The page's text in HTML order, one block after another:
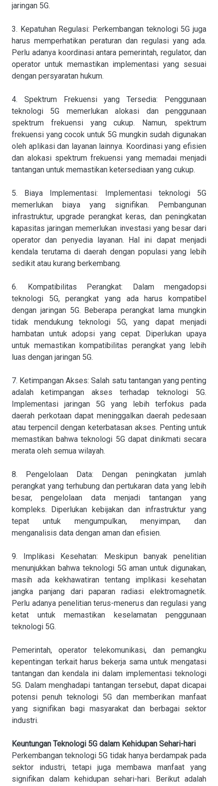
jaringan 5G.
3. Kepatuhan Regulasi: Perkembangan teknologi 5G juga
harus memperhatikan peraturan dan regulasi yang ada.
Perlu adanya koordinasi antara pemerintah, regulator, dan
operator untuk memastikan implementasi yang sesuai
dengan persyaratan hukum.
4. Spektrum Frekuensi yang Tersedia: Penggunaan
teknologi 5G memerlukan alokasi dan penggunaan
spektrum frekuensi yang cukup. Namun, spektrum
frekuensi yang cocok untuk 5G mungkin sudah digunakan
oleh aplikasi dan layanan lainnya. Koordinasi yang efisien
dan alokasi spektrum frekuensi yang memadai menjadi
tantangan untuk memastikan ketersediaan yang cukup.
5. Biaya Implementasi: Implementasi teknologi 5G
memerlukan biaya yang signifikan. Pembangunan
infrastruktur, upgrade perangkat keras, dan peningkatan
kapasitas jaringan memerlukan investasi yang besar dari
operator dan penyedia layanan. Hal ini dapat menjadi
kendala terutama di daerah dengan populasi yang lebih
sedikit atau kurang berkembang.
6. Kompatibilitas Perangkat: Dalam mengadopsi
teknologi 5G, perangkat yang ada harus kompatibel
dengan jaringan 5G. Beberapa perangkat lama mungkin
tidak mendukung teknologi 5G, yang dapat menjadi
hambatan untuk adopsi yang cepat. Diperlukan upaya
untuk memastikan kompatibilitas perangkat yang lebih
luas dengan jaringan 5G.
7. Ketimpangan Akses: Salah satu tantangan yang penting
adalah ketimpangan akses terhadap teknologi 5G.
Implementasi jaringan 5G yang lebih terfokus pada
daerah perkotaan dapat meninggalkan daerah pedesaan
atau terpencil dengan keterbatasan akses. Penting untuk
memastikan bahwa teknologi 5G dapat dinikmati secara
merata oleh semua wilayah.
8. Pengelolaan Data: Dengan peningkatan jumlah
perangkat yang terhubung dan pertukaran data yang lebih
besar, pengelolaan data menjadi tantangan yang
kompleks. Diperlukan kebijakan dan infrastruktur yang
tepat untuk mengumpulkan, menyimpan, dan
menganalisis data dengan aman dan efisien.
9. Implikasi Kesehatan: Meskipun banyak penelitian
menunjukkan bahwa teknologi 5G aman untuk digunakan,
masih ada kekhawatiran tentang implikasi kesehatan
jangka panjang dari paparan radiasi elektromagnetik.
Perlu adanya penelitian terus-menerus dan regulasi yang
ketat untuk memastikan keselamatan penggunaan
teknologi 5G.
Pemerintah, operator telekomunikasi, dan pemangku
kepentingan terkait harus bekerja sama untuk mengatasi
tantangan dan kendala ini dalam implementasi teknologi
5G. Dalam menghadapi tantangan tersebut, dapat dicapai
potensi penuh teknologi 5G dan memberikan manfaat
yang signifikan bagi masyarakat dan berbagai sektor
industri.
Keuntungan Teknologi 5G dalam Kehidupan Sehari-hari
Perkembangan teknologi 5G tidak hanya berdampak pada
sektor industri, tetapi juga membawa manfaat yang
signifikan dalam kehidupan sehari-hari. Berikut adalah